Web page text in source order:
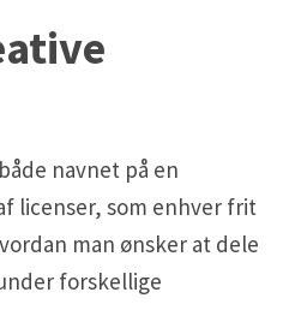
Commons
Commons
navnet på en
licenser, som enhver frit
man ønsker at dele
forskellige